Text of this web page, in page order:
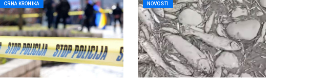
CRNA KRONIKA NOVOSTI